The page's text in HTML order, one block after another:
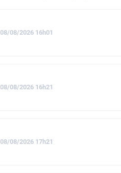
08/08/2026 16h01
08/08/2026 16h21
08/08/2026 17h21